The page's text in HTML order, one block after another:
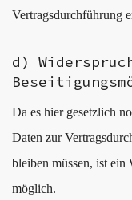
Vertragsdurchführung
d)
Da es hier gesetzlich
Daten zur
bleiben müssen, ist
möglich.